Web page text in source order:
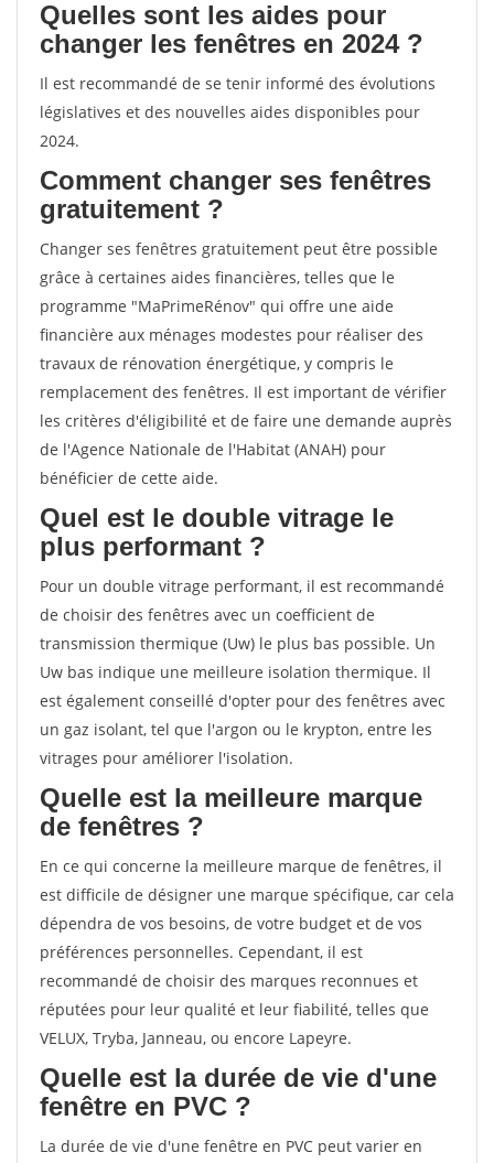
Quelles sont les aides pour
changer les fenêtres en 2024 ?
Il est recommandé de se tenir informé des évolutions
législatives et des nouvelles aides disponibles pour
2024.
Comment changer ses fenêtres
gratuitement ?
Changer ses fenêtres gratuitement peut être possible
grâce à certaines aides financières, telles que le
programme "MaPrimeRénov" qui offre une aide
financière aux ménages modestes pour réaliser des
travaux de rénovation énergétique, y compris le
remplacement des fenêtres. Il est important de vérifier
les critères d'éligibilité et de faire une demande auprès
de l'Agence Nationale de l'Habitat (ANAH) pour
bénéficier de cette aide.
Quel est le double vitrage le
plus performant ?
Pour un double vitrage performant, il est recommandé
de choisir des fenêtres avec un coefficient de
transmission thermique (Uw) le plus bas possible. Un
Uw bas indique une meilleure isolation thermique. Il
est également conseillé d'opter pour des fenêtres avec
un gaz isolant, tel que l'argon ou le krypton, entre les
vitrages pour améliorer l'isolation.
Quelle est la meilleure marque
de fenêtres ?
En ce qui concerne la meilleure marque de fenêtres, il
est difficile de désigner une marque spécifique, car cela
dépendra de vos besoins, de votre budget et de vos
préférences personnelles. Cependant, il est
recommandé de choisir des marques reconnues et
réputées pour leur qualité et leur fiabilité, telles que
VELUX, Tryba, Janneau, ou encore Lapeyre.
Quelle est la durée de vie d'une
fenêtre en PVC ?
La durée de vie d'une fenêtre en PVC peut varier en